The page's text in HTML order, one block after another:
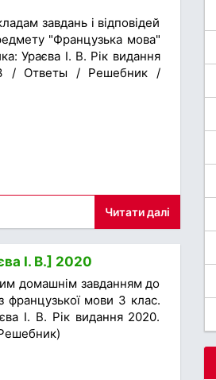
завдань і відповідей
"Французька мова"
Ураєва І. В. Рік видання
/ Ответы / Решебник /
Читати далі
І. В.] 2020
домашнім завданням до
французької мови 3 клас.
І. В. Рік видання 2020.